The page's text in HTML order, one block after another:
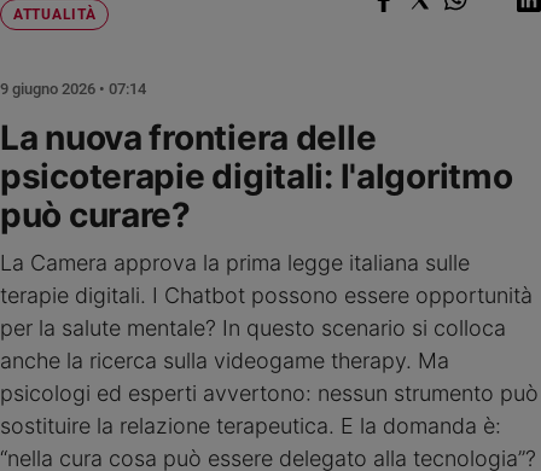
Fede
spiritualità
Santi
Devozione
e
fede
Parola
giorno
Santo
del
giorno
ATTUALITÀ
La nuova frontiera delle
psicoterapie digitali: l'algoritmo
può curare?
La Camera approva la prima legge italiana sulle
terapie digitali. I Chatbot possono essere opportunità
per la salute mentale? In questo scenario si colloca
anche la ricerca sulla videogame therapy. Ma
psicologi ed esperti avvertono: nessun strumento può
sostituire la relazione terapeutica. E la domanda è:
“nella cura cosa può essere delegato alla tecnologia”?
9 giugno 2026 • 07:14